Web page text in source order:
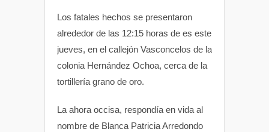
Los fatales hechos se presentaron
alrededor de las 12:15 horas de es este
jueves, en el callejón Vasconcelos de la
colonia Hernández Ochoa, cerca de la
tortillería grano de oro.
La ahora occisa, respondía en vida al
nombre de Blanca Patricia Arredondo